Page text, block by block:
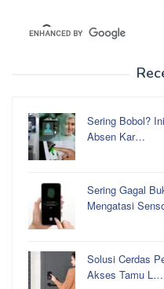
Sering Bobol?
Absen Kar…
Sering Gagal
Mengatasi
Solusi Cerdas
Akses Tamu L…